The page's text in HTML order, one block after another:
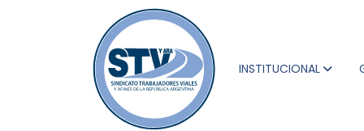
INSTITUCIONAL